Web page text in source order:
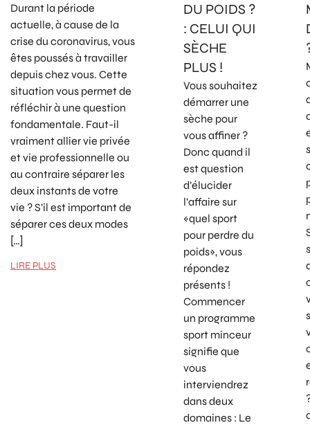
Durant la période
actuelle, à cause de la
crise du coronavirus, vous
êtes poussés à travailler
depuis chez vous. Cette
situation vous permet de
réfléchir à une question
fondamentale. Faut-il
vraiment allier vie privée
et vie professionnelle ou
au contraire séparer les
deux instants de votre
vie ? S’il est important de
séparer ces deux modes
[…]
LIRE PLUS
DU POIDS ?
: CELUI QUI
SÈCHE
PLUS !
Vous souhaitez
démarrer une
sèche pour
vous affiner ?
Donc quand il
est question
d’élucider
l’affaire sur
«quel sport
pour perdre du
poids», vous
répondez
présents !
Commencer
un programme
sport minceur
signifie que
vous
interviendrez
dans deux
domaines : Le